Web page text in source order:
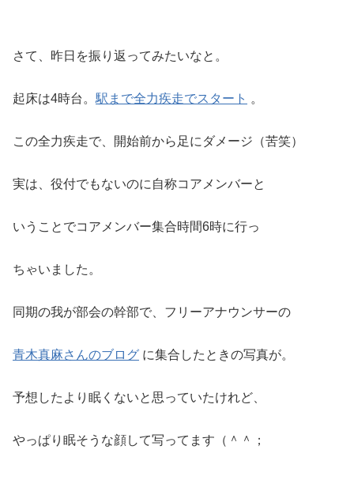
さて、昨日を振り返ってみたいなと。
起床は4時台。 駅まで全力疾走でスタート 。
この全力疾走で、開始前から足にダメージ（苦笑）
実は、役付でもないのに自称コアメンバーと
いうことでコアメンバー集合時間6時に行っ
ちゃいました。
同期の我が部会の幹部で、フリーアナウンサーの
青木真麻さんのブログ に集合したときの写真が。
予想したより眠くないと思っていたけれど、
やっぱり眠そうな顔して写ってます（＾＾；